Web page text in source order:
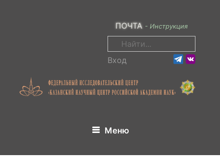
ПОЧТА - Инструкция
Поиск:
Вход
Меню